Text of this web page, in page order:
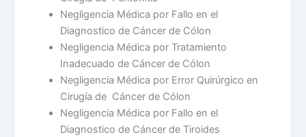
Negligencia Médica por Fallo en el
Diagnostico de Cáncer de Cólon
Negligencia Médica por Tratamiento
Inadecuado de Cáncer de Cólon
Negligencia Médica por Error Quirúrgico en
Cirugía de Cáncer de Cólon
Negligencia Médica por Fallo en el
Diagnostico de Cáncer de Tiroides